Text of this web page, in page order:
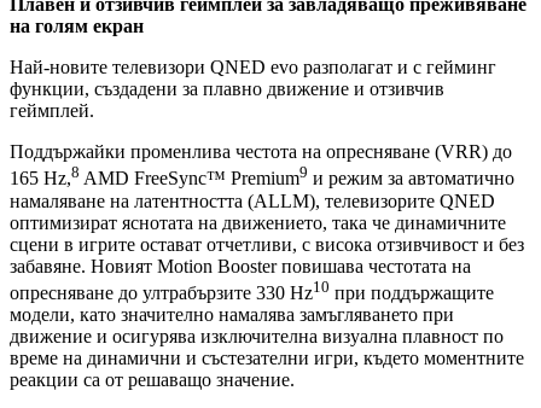
Плавен и отзивчив геймплей за завладяващо преживяване
на голям екран
Най-новите телевизори QNED evo разполагат и с гейминг
функции, създадени за плавно движение и отзивчив
геймплей.
Поддържайки променлива честота на опресняване (VRR) до
165 Hz,8 AMD FreeSync™ Premium9 и режим за автоматично
намаляване на латентността (ALLM), телевизорите QNED
оптимизират яснотата на движението, така че динамичните
сцени в игрите остават отчетливи, с висока отзивчивост и без
забавяне. Новият Motion Booster повишава честотата на
опресняване до ултрабързите 330 Hz10 при поддържащите
модели, като значително намалява замъгляването при
движение и осигурява изключителна визуална плавност по
време на динамични и състезателни игри, където моментните
реакции са от решаващо значение.